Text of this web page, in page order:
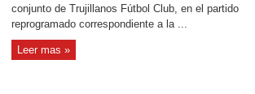
conjunto de Trujillanos Fútbol Club, en el partido
reprogramado correspondiente a la ...
Leer mas »